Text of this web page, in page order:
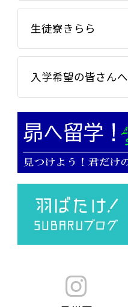
生徒寮きらら
入学希望の皆さんへ